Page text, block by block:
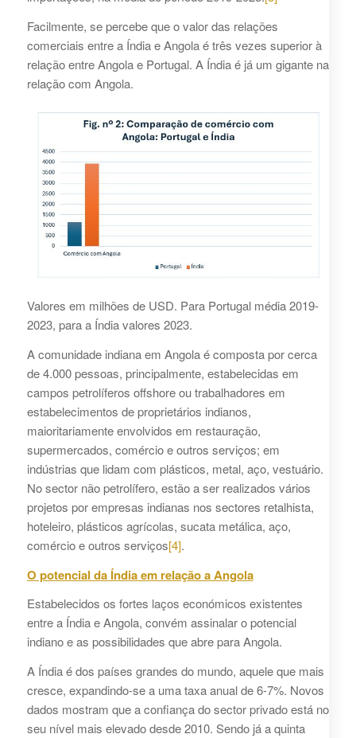
Facilmente, se percebe que o valor das relações
comerciais entre a Índia e Angola é três vezes superior à
relação entre Angola e Portugal. A Índia é já um gigante na
relação com Angola.
Valores em milhões de USD. Para Portugal média 2019-
2023, para a Índia valores 2023.
A comunidade indiana em Angola é composta por cerca
de 4.000 pessoas, principalmente, estabelecidas em
campos petrolíferos offshore ou trabalhadores em
estabelecimentos de proprietários indianos,
maioritariamente envolvidos em restauração,
supermercados, comércio e outros serviços; em
indústrias que lidam com plásticos, metal, aço, vestuário.
No sector não petrolífero, estão a ser realizados vários
projetos por empresas indianas nos sectores retalhista,
hoteleiro, plásticos agrícolas, sucata metálica, aço,
comércio e outros serviços[4].
O potencial da Índia em relação a Angola
Estabelecidos os fortes laços económicos existentes
entre a Índia e Angola, convém assinalar o potencial
indiano e as possibilidades que abre para Angola.
A Índia é dos países grandes do mundo, aquele que mais
cresce, expandindo-se a uma taxa anual de 6-7%. Novos
dados mostram que a confiança do sector privado está no
seu nível mais elevado desde 2010. Sendo já a quinta